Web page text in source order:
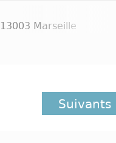
13003 Marseille
Suivants